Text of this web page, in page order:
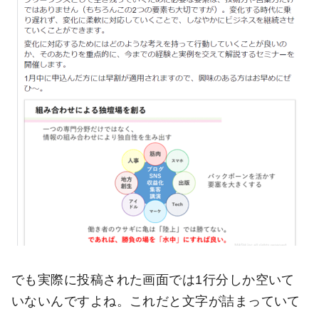
でも実際に投稿された画面では1行分しか空いて
いないんですよね。これだと文字が詰まっていて